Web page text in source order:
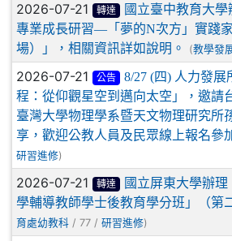
2026-07-21 轉達
國立臺中教育大
專業成長研習—「夢的N次方」實踐
場）」，相關資訊詳如說明。
(教學發
2026-07-21 公告
8/27 (四) 人力發
程：從仰觀星空到邁向太空」，邀請
臺灣大學物理學系暨天文物理研究所
享，歡迎公教人員及民眾線上報名參
研習進修)
2026-07-21 轉達
國立屏東大學辦
學輔導教師學士後教育學分班」（第
育處幼教科 / 77 / 研習進修)